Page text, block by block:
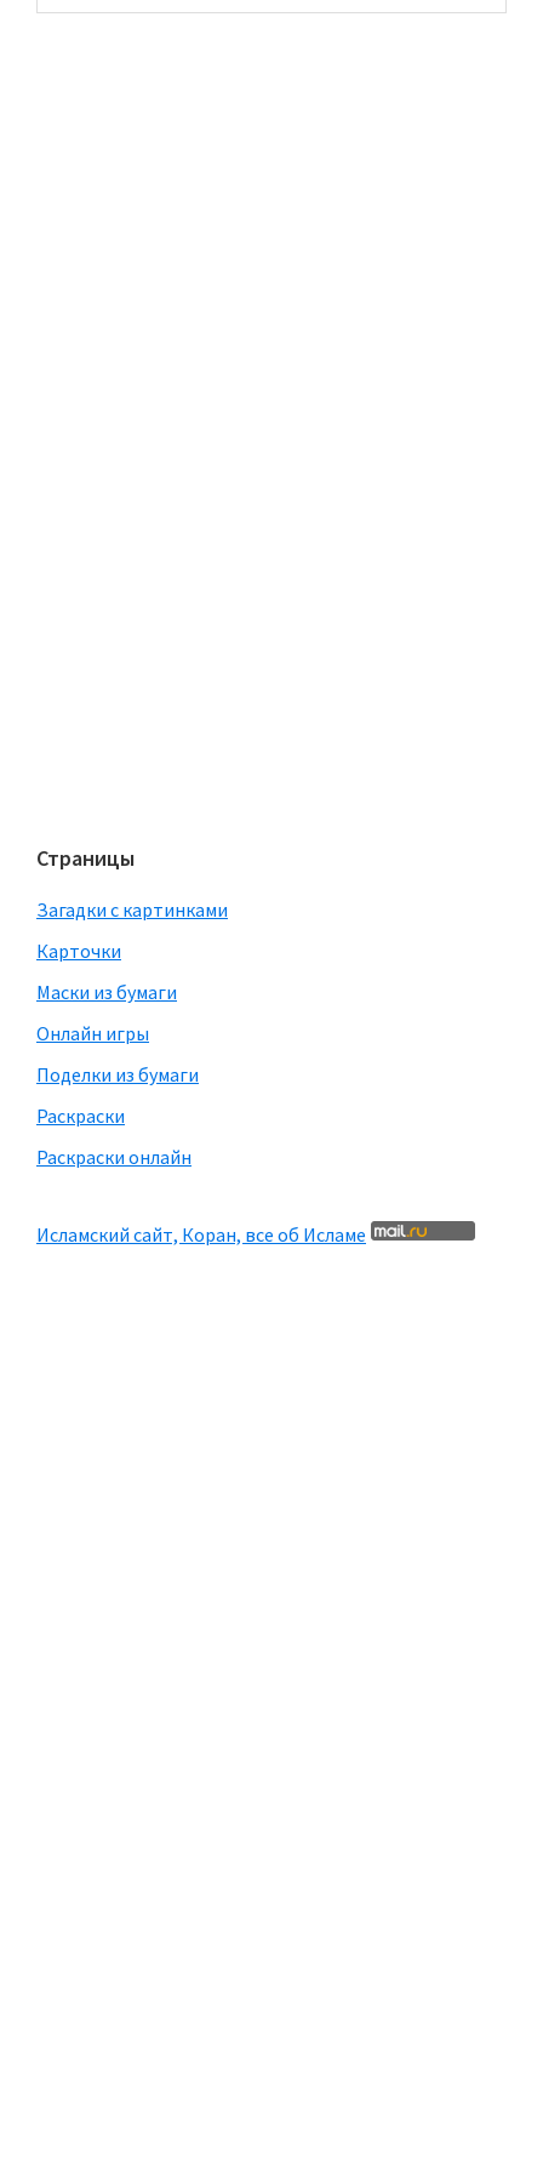
сайдбар
Страницы
Загадки с картинками
Карточки
Маски из бумаги
Онлайн игры
Поделки из бумаги
Раскраски
Раскраски онлайн
Исламский сайт, Коран, все об Исламе